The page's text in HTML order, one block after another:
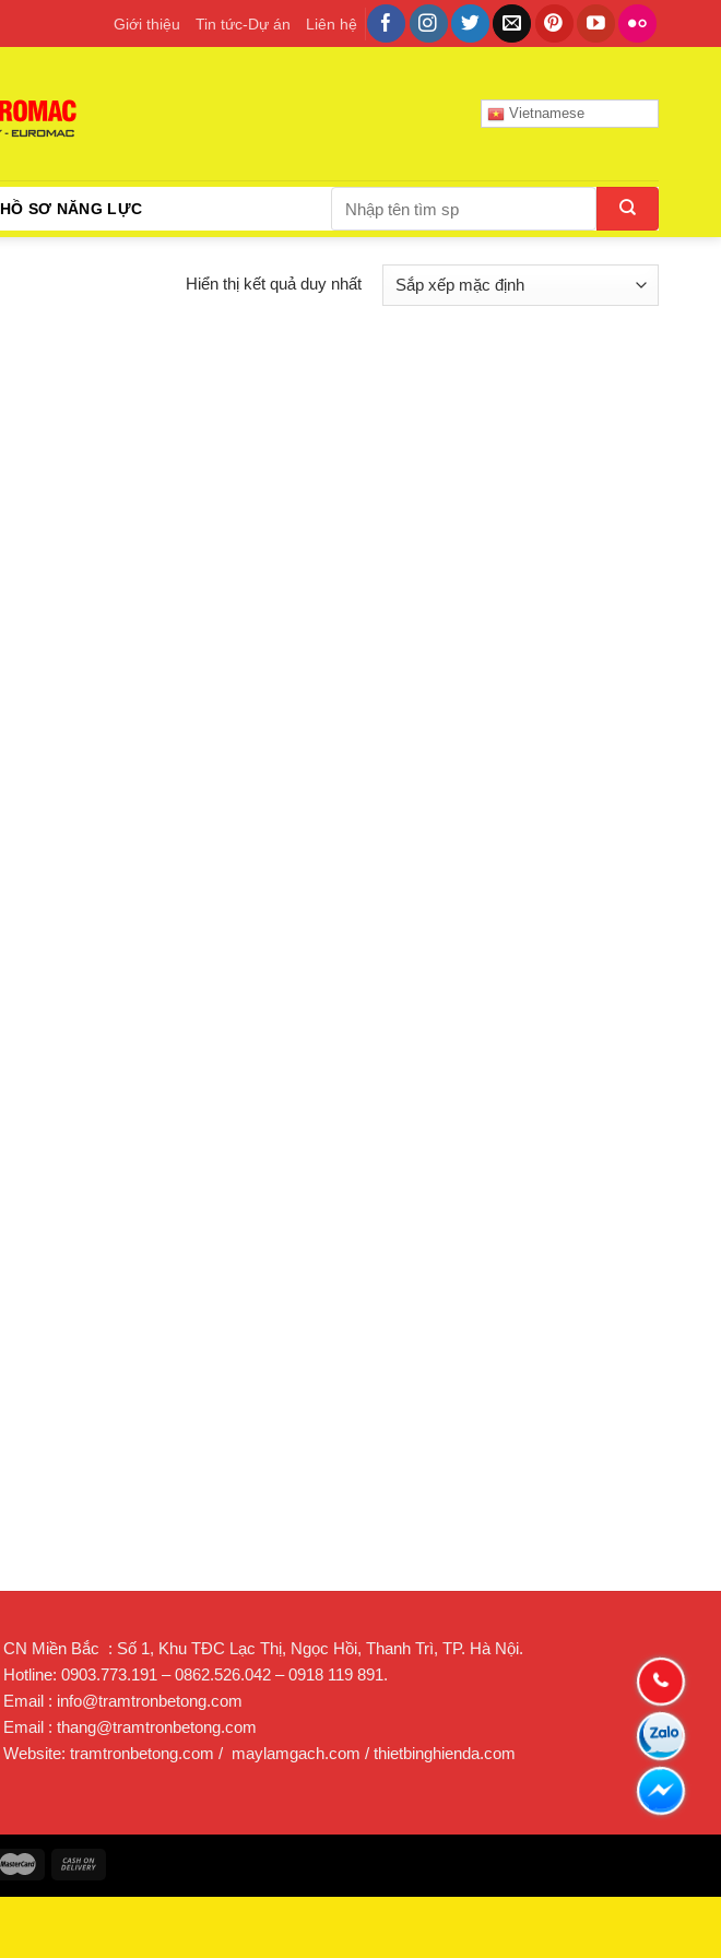
Giới thiệu Tin tức-Dự án Liên hệ
Vietnamese
HỒ SƠ NĂNG LỰC
kiếm:
Hiển thị kết quả duy nhất
CN Miền Bắc : Số 1, Khu TĐC Lạc Thị, Ngọc Hồi, Thanh Trì, TP. Hà Nội.
Hotline: 0903.773.191 – 0862.526.042 – 0918 119 891.
Email : info@tramtronbetong.com
Email : thang@tramtronbetong.com
Website: tramtronbetong.com / maylamgach.com / thietbinghienda.com